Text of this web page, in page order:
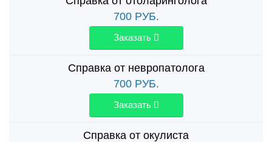
700РУБ.
Заказать
Справка от невропатолога
700РУБ.
Заказать
Справка от окулиста